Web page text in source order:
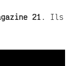
21. Ils